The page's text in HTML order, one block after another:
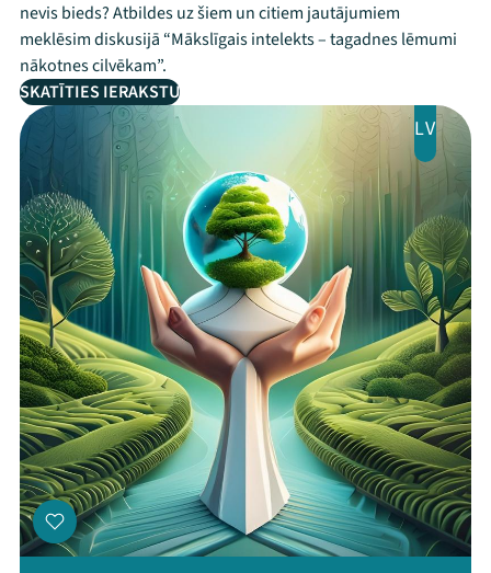
nevis bieds? Atbildes uz šiem un citiem jautājumiem
meklēsim diskusijā “Mākslīgais intelekts – tagadnes lēmumi
nākotnes cilvēkam”.
SKATĪTIES IERAKSTU
LV